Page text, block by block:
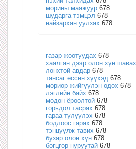
морины маажуур 678
шударга тэмцэл 678
найзархан уулзах 678
газар жоотуудах 678
хаалган дээр олон хүн шавах
лонхтой авдар 678
тансаг өссөн хүүхэд 678
мориор жийгүүлэн одох 678
лэглийн байх 678
модон ёроолтой 678
горьдол тасрах 678
гараа түлүүлэх 678
бодлоос гарах 678
тэнцүүлж тавих 678
бузар олон хүн 678
бөгцгөр нуруутай 678